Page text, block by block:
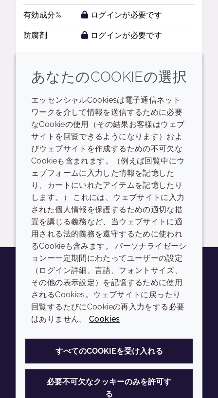
有効成分% ログインが必要です
防腐剤 ログインが必要です
関連するリソース
データシート
Fruitliquid Cranberry B Data Sheet
英語: 176.0 KB READ DESCRIPTIONS
ログイン/登録
YoutubeInstagramLinkedInTiktok
会社
Sustainability Report
Croda.com
LEGAL
プライバシーポリシー
アクセシビリティ
クッキーポリシー
あなたのCOOKIEの選択
エッセンシャルCookiesは電子通信ネット
ワークを介して情報を送信するために必要
なCookieの使用（その結果お客様はウェブ
サイトを回覧できるようになります）およ
びウェブサイトを作成するための不可欠な
Cookieも含まれます。（例えば回覧中にウ
ェブフォームに入力した情報を記憶した
り、カートにいれたアイテムを記憶したり
します。） これには、ウェブサイトに入力
された個人情報を保護するための適切な措
置を講じる義務など、当ウェブサイトに適
用される法的義務を遵守するために使われ
るCookieも含みます。 パーソナライゼーシ
ョンー一定期間にわたってユーザーの設定
（ログイン詳細、言語、フォントサイズ、
その他の表示設定）を記憶するために使用
されるCookies。ウェブサイトに戻ったり
回覧するたびにCookieの再入力をする必要
はありません。Cookies
すべてのCOOKIEを受け入れる
必要不可欠なクッキーのみを許可す
る